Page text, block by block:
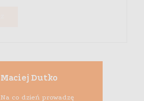
Maciej Dutko
Na co dzień prowadzę